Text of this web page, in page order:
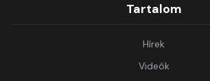
Tartalom
Hírek
Videók